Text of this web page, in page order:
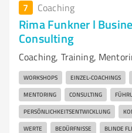
7 Coaching
Rima Funkner l
Consulting
Coaching, Training,
WORKSHOPS EINZEL-COACHINGS
MENTORING CONSULTING
PERSÖNLICHKEITSENTWICKLUNG
WERTE BEDÜRFNISSE BLINDE